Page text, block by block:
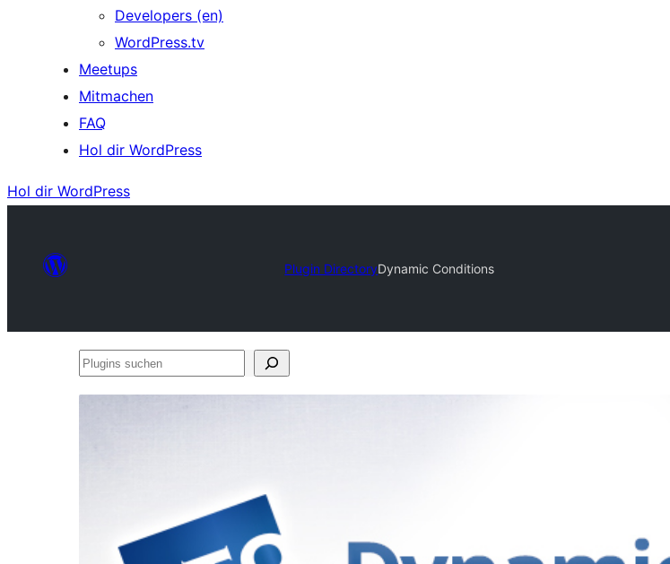
Developers (en)
WordPress.tv
Meetups
Mitmachen
FAQ
Hol dir WordPress
Hol dir WordPress
Plugin DirectoryDynamic Conditions
Plugins